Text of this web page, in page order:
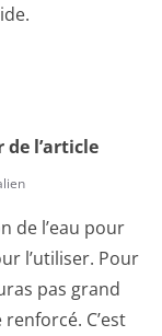
l’article
de l’eau pour
l’utiliser. Pour
pas grand
C’est